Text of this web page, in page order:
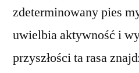
zdeterminowany pies
uwielbia aktywność i
przyszłości ta rasa